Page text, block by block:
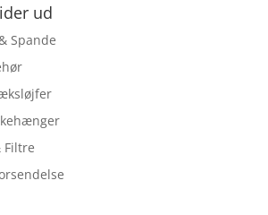
ud
Spande
Filtre